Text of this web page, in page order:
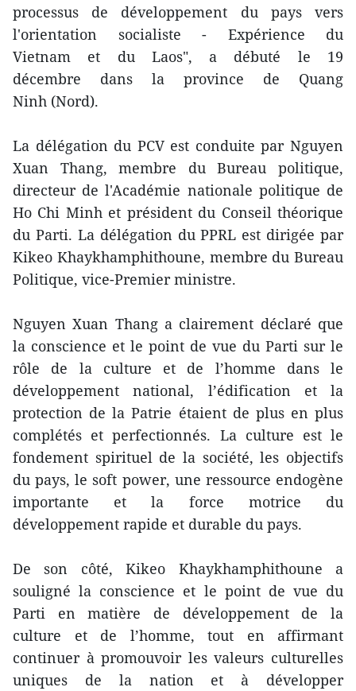
processus de développement du pays vers
l'orientation socialiste - Expérience du
Vietnam et du Laos", a débuté le 19
décembre dans la province de Quang
Ninh (Nord).
La délégation du PCV est conduite par Nguyen
Xuan Thang, membre du Bureau politique,
directeur de l'Académie nationale politique de
Ho Chi Minh et président du Conseil théorique
du Parti. La délégation du PPRL est dirigée par
Kikeo Khaykhamphithoune, membre du Bureau
Politique, vice-Premier ministre.
Nguyen Xuan Thang a clairement déclaré que
la conscience et le point de vue du Parti sur le
rôle de la culture et de l’homme dans le
développement national, l’édification et la
protection de la Patrie étaient de plus en plus
complétés et perfectionnés. La culture est le
fondement spirituel de la société, les objectifs
du pays, le soft power, une ressource endogène
importante et la force motrice du
développement rapide et durable du pays.
De son côté, Kikeo Khaykhamphithoune a
souligné la conscience et le point de vue du
Parti en matière de développement de la
culture et de l’homme, tout en affirmant
continuer à promouvoir les valeurs culturelles
uniques de la nation et à développer